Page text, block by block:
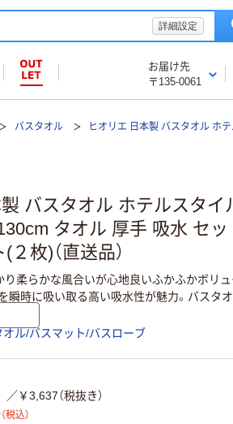
詳細設定
お届け先
〒135-0061
バスタオル ヒオリエ 日本製 バスタオル ホ
バスタオル ホテルスタイ
タオル 厚手 吸水 セ
枚)（直送品）
り柔らかな風合いが心地良いふかふかボリ
瞬時に吸い取る高い吸水性が魅力。バスタオ
オル/バスマット/バスローブ
／￥3,637（税抜き）
（税込）